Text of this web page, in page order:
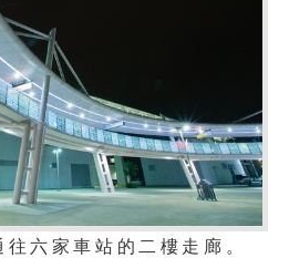
往六家車站的二樓 走廊。